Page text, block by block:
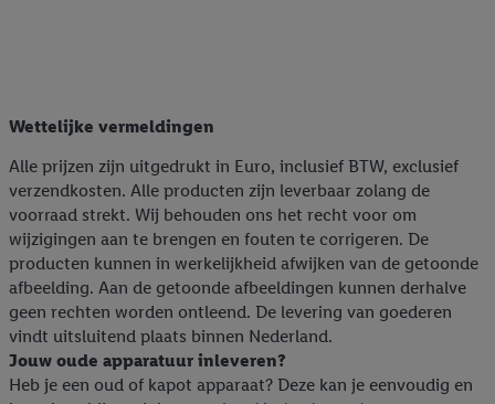
Wettelijke vermeldingen
Alle prijzen zijn uitgedrukt in Euro, inclusief BTW, exclusief
verzendkosten. Alle producten zijn leverbaar zolang de
voorraad strekt. Wij behouden ons het recht voor om
wijzigingen aan te brengen en fouten te corrigeren. De
producten kunnen in werkelijkheid afwijken van de getoonde
afbeelding. Aan de getoonde afbeeldingen kunnen derhalve
geen rechten worden ontleend. De levering van goederen
vindt uitsluitend plaats binnen Nederland.
Jouw oude apparatuur inleveren?
Heb je een oud of kapot apparaat? Deze kan je eenvoudig en